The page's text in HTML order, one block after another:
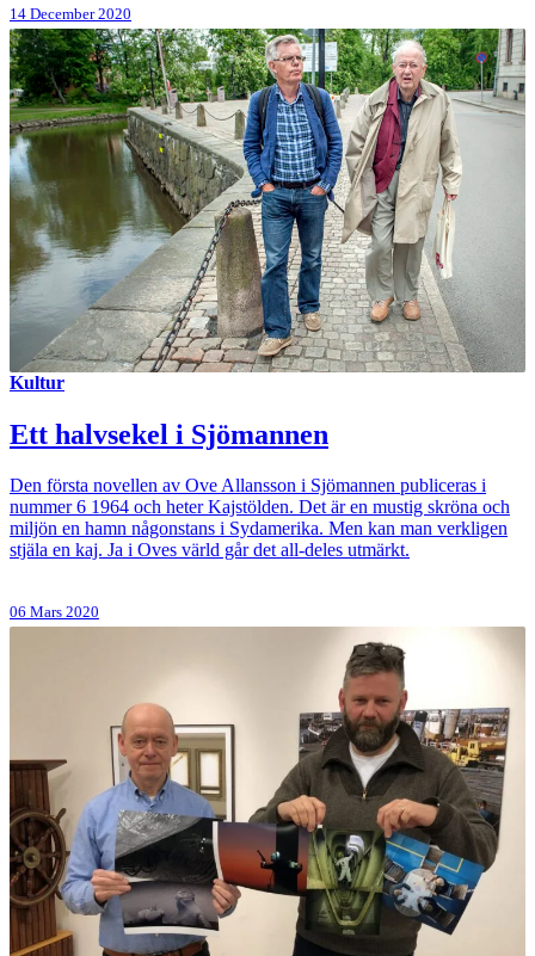
14 December 2020
Kultur
Ett halvsekel i Sjömannen
Den första novellen av Ove Allansson i Sjömannen publiceras i
nummer 6 1964 och heter Kajstölden. Det är en mustig skröna och
miljön en hamn någonstans i Sydamerika. Men kan man verkligen
stjäla en kaj. Ja i Oves värld går det all-deles utmärkt.
06 Mars 2020